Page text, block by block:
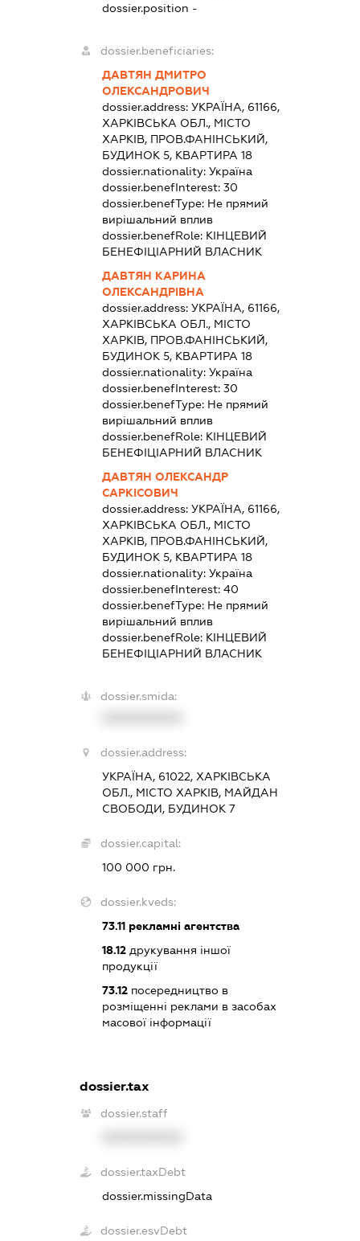
dossier.position -
dossier.beneficiaries:
ДАВТЯН ДМИТРО
ОЛЕКСАНДРОВИЧ
dossier.address: УКРАЇНА, 61166,
ХАРКІВСЬКА ОБЛ., МІСТО
ХАРКІВ, ПРОВ.ФАНІНСЬКИЙ,
БУДИНОК 5, КВАРТИРА 18
dossier.nationality: Україна
dossier.benefInterest: 30
dossier.benefType: Не прямий
вирішальний вплив
dossier.benefRole: КІНЦЕВИЙ
БЕНЕФІЦІАРНИЙ ВЛАСНИК
ДАВТЯН КАРИНА
ОЛЕКСАНДРІВНА
dossier.address: УКРАЇНА, 61166,
ХАРКІВСЬКА ОБЛ., МІСТО
ХАРКІВ, ПРОВ.ФАНІНСЬКИЙ,
БУДИНОК 5, КВАРТИРА 18
dossier.nationality: Україна
dossier.benefInterest: 30
dossier.benefType: Не прямий
вирішальний вплив
dossier.benefRole: КІНЦЕВИЙ
БЕНЕФІЦІАРНИЙ ВЛАСНИК
ДАВТЯН ОЛЕКСАНДР
САРКІСОВИЧ
dossier.address: УКРАЇНА, 61166,
ХАРКІВСЬКА ОБЛ., МІСТО
ХАРКІВ, ПРОВ.ФАНІНСЬКИЙ,
БУДИНОК 5, КВАРТИРА 18
dossier.nationality: Україна
dossier.benefInterest: 40
dossier.benefType: Не прямий
вирішальний вплив
dossier.benefRole: КІНЦЕВИЙ
БЕНЕФІЦІАРНИЙ ВЛАСНИК
dossier.smida:
dossier.address:
УКРАЇНА, 61022, ХАРКІВСЬКА
ОБЛ., МІСТО ХАРКІВ, МАЙДАН
СВОБОДИ, БУДИНОК 7
dossier.capital:
100 000 грн.
dossier.kveds:
73.11рекламні агентства
18.12друкування іншої
продукції
73.12посередництво в
розміщенні реклами в засобах
масової інформації
dossier.tax
dossier.staff
dossier.taxDebt
dossier.missingData
dossier.esvDebt